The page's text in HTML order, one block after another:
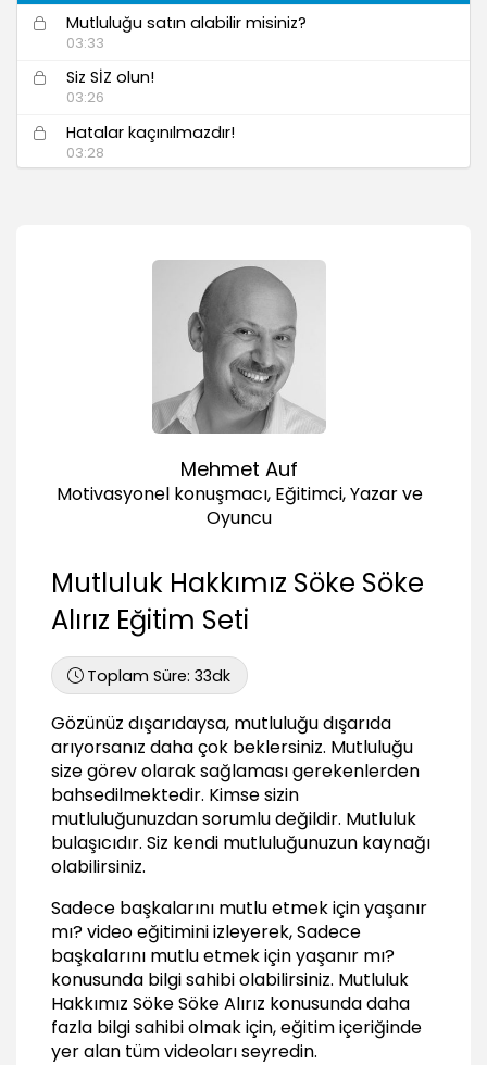
Mutluluğu satın alabilir misiniz?
03:33
Siz SİZ olun!
03:26
Hatalar kaçınılmazdır!
03:28
Yanlış nedenlere bağlı ilişkiler
Olumsuz deneyimlere o kadar da takılmayın
Kendine yalan söylemekten vazgeçebilmek
Renk renk yalanlar
Mehmet Auf
Motivasyonel konuşmacı, Eğitimci, Yazar ve
Oyuncu
Mutluluk Hakkımız Söke Söke
Alırız Eğitim Seti
Toplam Süre:33dk
Gözünüz dışarıdaysa, mutluluğu dışarıda
arıyorsanız daha çok beklersiniz. Mutluluğu
size görev olarak sağlaması gerekenlerden
bahsedilmektedir. Kimse sizin
mutluluğunuzdan sorumlu değildir. Mutluluk
bulaşıcıdır. Siz kendi mutluluğunuzun kaynağı
olabilirsiniz.
Sadece başkalarını mutlu etmek için yaşanır
mı? video eğitimini izleyerek, Sadece
başkalarını mutlu etmek için yaşanır mı?
konusunda bilgi sahibi olabilirsiniz. Mutluluk
Hakkımız Söke Söke Alırız konusunda daha
fazla bilgi sahibi olmak için, eğitim içeriğinde
yer alan tüm videoları seyredin.